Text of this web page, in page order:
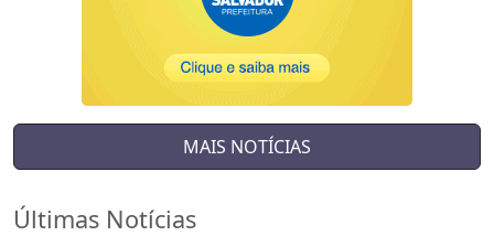
MAIS NOTÍCIAS
Últimas Notícias